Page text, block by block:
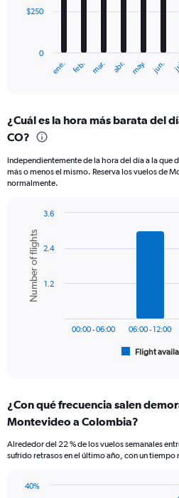
The
Range:
12
The
chart
axis
displaying
values.
Range:
ene. feb. mar. abr. may. jun.
0
$250
¿Cuál es la hora más barata del
CO?
Independientemente de la hora del día a la que
más o menos el mismo. Reserva los vuelos de
normalmente.
chart
with
bars.
The
Range:
6
The
chart
Chart
graphic.
Number of flights
Flight
00:00 - 06:00 06:00 - 12:00
1.2
2.4
3.6
¿Con qué frecuencia salen
Montevideo a Colombia?
Alrededor del 22 % de los vuelos semanales
sufrido retrasos en el último año, con un
40%